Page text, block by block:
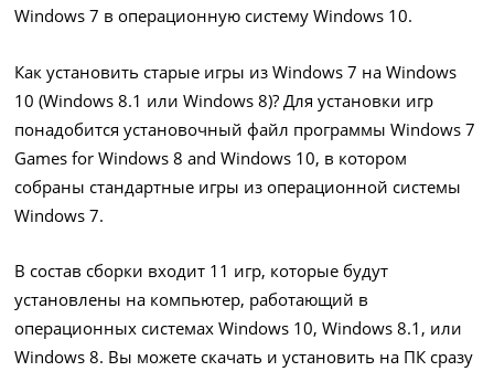
Windows 7 в операционную систему Windows 10.
Как установить старые игры из Windows 7 на Windows
10 (Windows 8.1 или Windows 8)? Для установки игр
понадобится установочный файл программы Windows 7
Games for Windows 8 and Windows 10, в котором
собраны стандартные игры из операционной системы
Windows 7.
В состав сборки входит 11 игр, которые будут
установлены на компьютер, работающий в
операционных системах Windows 10, Windows 8.1, или
Windows 8. Вы можете скачать и установить на ПК сразу